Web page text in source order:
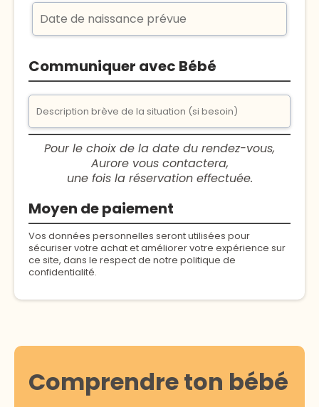
Communiquer avec Bébé
Pour le choix de la date du rendez-vous,
Aurore vous contactera,
une fois la réservation effectuée.
Moyen de paiement
Vos données personnelles seront utilisées pour
sécuriser votre achat et améliorer votre expérience sur
ce site, dans le respect de notre politique de
confidentialité.
Comprendre ton bébé